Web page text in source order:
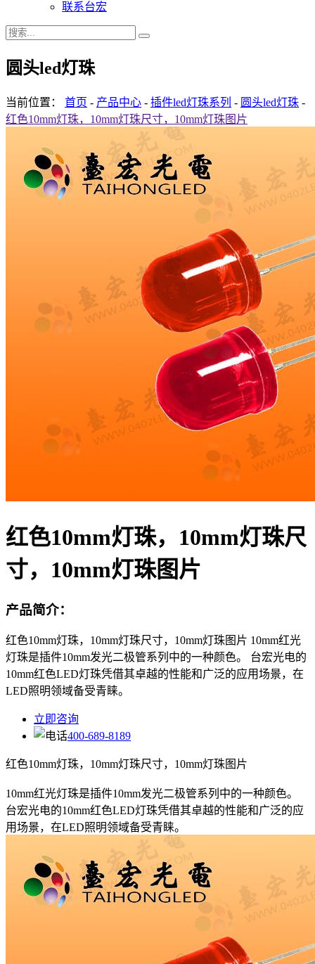
联系台宏
圆头led灯珠
当前位置： 首页 - 产品中心 - 插件led灯珠系列 - 圆头led灯珠 -
红色10mm灯珠，10mm灯珠尺寸，10mm灯珠图片
红色10mm灯珠，10mm灯珠尺
寸，10mm灯珠图片
产品简介：
红色10mm灯珠，10mm灯珠尺寸，10mm灯珠图片 10mm红光
灯珠是插件10mm发光二极管系列中的一种颜色。 台宏光电的
10mm红色LED灯珠凭借其卓越的性能和广泛的应用场景，在
LED照明领域备受青睐。
立即咨询
400-689-8189
红色10mm灯珠，10mm灯珠尺寸，10mm灯珠图片
10mm红光灯珠是插件10mm发光二极管系列中的一种颜色。
台宏光电的10mm红色LED灯珠凭借其卓越的性能和广泛的应
用场景，在LED照明领域备受青睐。